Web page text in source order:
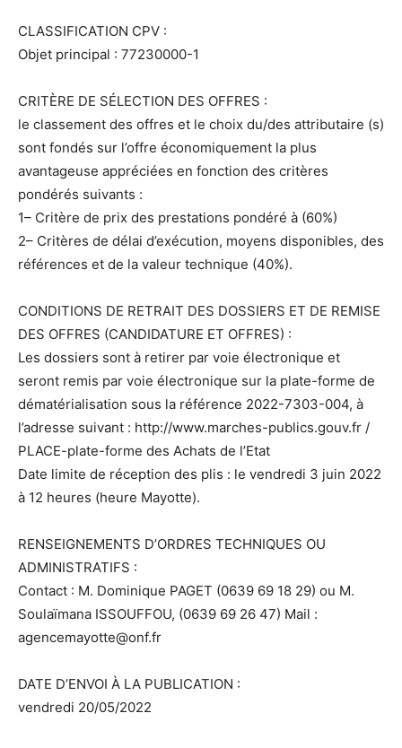
CLASSIFICATION CPV :
Objet principal : 77230000-1
CRITÈRE DE SÉLECTION DES OFFRES :
le classement des offres et le choix du/des attributaire (s)
sont fondés sur l’offre économiquement la plus
avantageuse appréciées en fonction des critères
pondérés suivants :
1– Critère de prix des prestations pondéré à (60%)
2– Critères de délai d’exécution, moyens disponibles, des
références et de la valeur technique (40%).
CONDITIONS DE RETRAIT DES DOSSIERS ET DE REMISE
DES OFFRES (CANDIDATURE ET OFFRES) :
Les dossiers sont à retirer par voie électronique et
seront remis par voie électronique sur la plate-forme de
dématérialisation sous la référence 2022-7303-004, à
l’adresse suivant : http://www.marches-publics.gouv.fr /
PLACE-plate-forme des Achats de l’Etat
Date limite de réception des plis : le vendredi 3 juin 2022
à 12 heures (heure Mayotte).
RENSEIGNEMENTS D’ORDRES TECHNIQUES OU
ADMINISTRATIFS :
Contact : M. Dominique PAGET (0639 69 18 29) ou M.
Soulaïmana ISSOUFFOU, (0639 69 26 47) Mail :
agencemayotte@onf.fr
DATE D’ENVOI À LA PUBLICATION :
vendredi 20/05/2022